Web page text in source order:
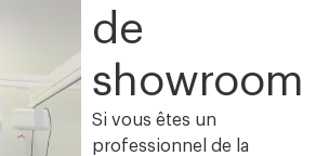
de
showroom
Si vous êtes un
professionnel de la